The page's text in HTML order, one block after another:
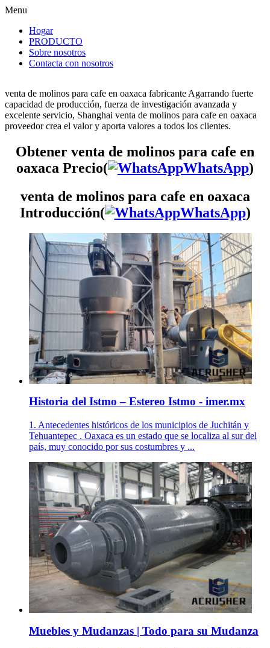
Menu
Hogar
PRODUCTO
Sobre nosotros
Contacta con nosotros
venta de molinos para cafe en oaxaca fabricante Agarrando fuerte
capacidad de producción, fuerza de investigación avanzada y
excelente servicio, Shanghai venta de molinos para cafe en oaxaca
proveedor crea el valor y aporta valores a todos los clientes.
Obtener venta de molinos para cafe en
oaxaca Precio(
WhatsApp)
venta de molinos para cafe en oaxaca
Introducción(
WhatsApp)
Historia del Istmo – Estereo Istmo - imer.mx
1. Antecedentes históricos de los municipios de Juchitán y
Tehuantepec . Oaxaca es un estado que se localiza al sur del
país, muy conocido por sus costumbres y ...
Muebles y Mudanzas | Todo para su Mudanza